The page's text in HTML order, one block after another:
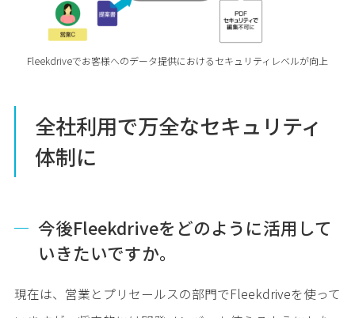
Fleekdriveでお客様へのデータ提供におけるセキュリティレベルが向上
全社利用で万全なセキュリティ
体制に
今後Fleekdriveをどのように活用して
いきたいですか。
現在は、営業とプリセールスの部門でFleekdriveを使って